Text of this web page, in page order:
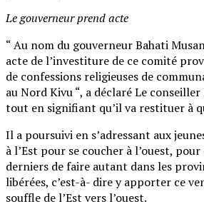
Le gouverneur prend acte
“ Au nom du gouverneur Bahati
acte de l’investiture de ce comité
de confessions religieuses de
au Nord Kivu “, a déclaré Le conseiller
tout en signifiant qu’il va restituer à
Il a poursuivi en s’adressant aux
à l’Est pour se coucher à l’ouest,
derniers de faire autant dans les
libérées, c’est-à- dire y apporter ce
souffle de l’Est vers l’ouest.